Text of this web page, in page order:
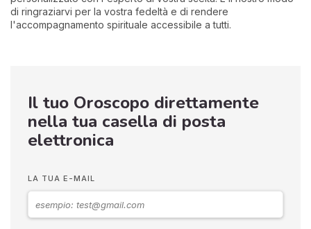
di ringraziarvi per la vostra fedeltà e di rendere
l'accompagnamento spirituale accessibile a tutti.
Il tuo Oroscopo direttamente
nella tua casella di posta
elettronica
LA TUA E-MAIL